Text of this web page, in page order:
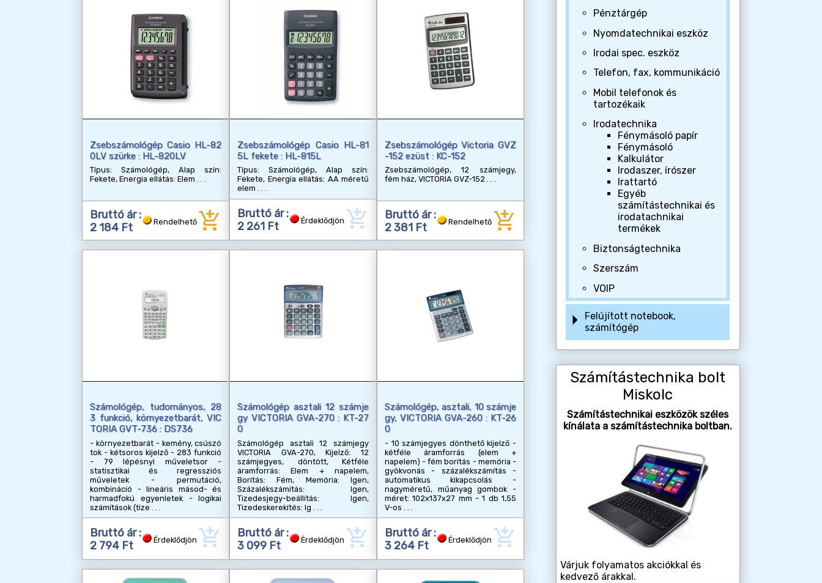
Zsebszámológép Casio HL-82
0LV szürke : HL-820LV
Típus: Számológép, Alap szín:
Fekete, Energia ellátás: Elem
Bruttó ár :
2 184 Ft
Rendelhető add_shopping_cart
Zsebszámológép Casio HL-81
5L fekete : HL-815L
Típus: Számológép, Alap szín:
Fekete, Energia ellátás: AA méretű
elem
Bruttó ár :
2 261 Ft
Érdeklődjön add_shopping_cart
Zsebszámológép Victoria GVZ
-152 ezüst : KC-152
Zsebszámológép, 12 számjegy,
fém ház, VICTORIA GVZ-152
Bruttó ár :
2 381 Ft
Rendelhető add_shopping_cart
Számológép, tudományos, 28
3 funkció, környezetbarát, VIC
TORIA GVT-736 : DS736
- környezetbarát - kemény, csúszó
tok - kétsoros kijelző - 283 funkció
- 79 lépésnyi műveletsor -
statisztikai és regressziós
műveletek - permutáció,
kombináció - lineáris másod- és
harmadfokú egyenletek - logikai
számítások (tize
Bruttó ár :
2 794 Ft
Érdeklődjön add_shopping_cart
Számológép asztali 12 számje
gy VICTORIA GVA-270 : KT-27
0
Számológép asztali 12 számjegy
VICTORIA GVA-270, Kijelző: 12
számjegyes, döntött, Kétféle
áramforrás: Elem + napelem,
Borítás: Fém, Memória: Igen,
Százalékszámítás: Igen,
Tizedesjegy-beállítás: Igen,
Tizedeskerekítés: Ig
Bruttó ár :
3 099 Ft
Érdeklődjön add_shopping_cart
Számológép, asztali, 10 számje
gy, VICTORIA GVA-260 : KT-26
0
- 10 számjegyes dönthető kijelző -
kétféle áramforrás (elem +
napelem) - fém borítás - memória -
gyökvonás - százalékszámítás -
automatikus kikapcsolás -
nagyméretű, műanyag gombok -
méret: 102x137x27 mm - 1 db 1,55
V-os
Bruttó ár :
3 264 Ft
Érdeklődjön add_shopping_cart
Pénztárgép
Nyomdatechnikai eszköz
Irodai spec. eszköz
Telefon, fax, kommunikáció
Mobil telefonok és
tartozékaik
Irodatechnika
Fénymásoló papír
Fénymásoló
Kalkulátor
Irodaszer, írószer
Irattartó
Egyéb
számítástechnikai és
irodatachnikai
termékek
Biztonságtechnika
Szerszám
VOIP
Felújított notebook,
számítógép
Számítástechnika bolt
Miskolc
Számítástechnikai eszközök széles
kínálata a számítástechnika boltban.
Várjuk folyamatos akciókkal és
kedvező árakkal.